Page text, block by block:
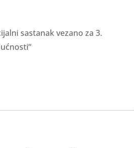
sastanak vezano za 3.